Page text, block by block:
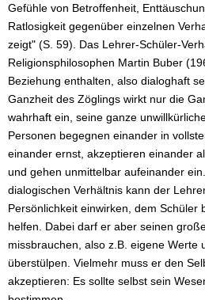
Gefühle von Betroffenheit,
Ratlosigkeit gegenüber einzelnen
zeigt" (S. 59). Das Lehrer-Schüler-
Religionsphilosophen Martin Buber
Beziehung enthalten, also dialoghaft
Ganzheit des Zöglings wirkt nur die
wahrhaft ein, seine ganze
Personen begegnen einander in
einander ernst, akzeptieren einander
und gehen unmittelbar aufeinander
dialogischen Verhältnis kann der
Persönlichkeit einwirken, dem Schüler
helfen. Dabei darf er aber seinen
missbrauchen, also z.B. eigene Werte
überstülpen. Vielmehr muss er den
akzeptieren: Es sollte selbst sein